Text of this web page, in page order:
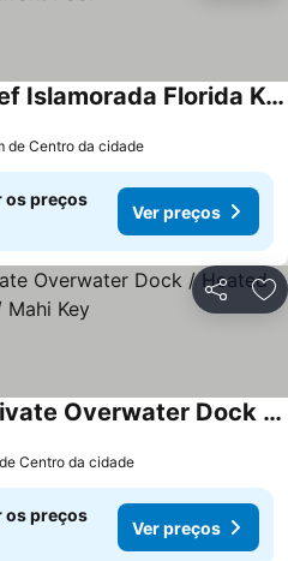
Gorgeous Anglers Reef Islamorada Florida Keys Oceanfront Pool
de Centro da cidade
os preços
Ver preços
Partilhar
Beach Residence / Private Overwater Dock / Heated Pool / Mahi Key
Centro da cidade
os preços
Ver preços